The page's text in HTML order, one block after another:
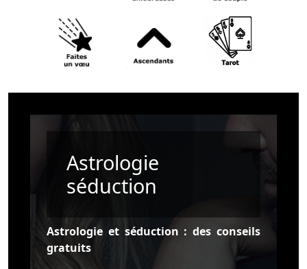
Astrologie
séduction
Astrologie et séduction : des conseils
gratuits